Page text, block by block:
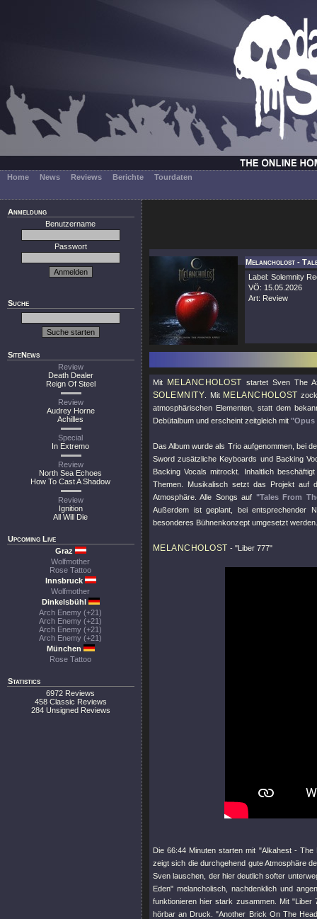
Home News Reviews Berichte Tourdaten
Anmeldung
Benutzername
Passwort
Suche
SiteNews
Review
Death Dealer
Reign Of Steel
Review
Audrey Horne
Achilles
Special
In Extremo
Review
North Sea Echoes
How To Cast A Shadow
Review
Ignition
All Will Die
Upcoming Live
Graz
Wolfmother
Rose Tattoo
Innsbruck
Wolfmother
Dinkelsbühl
Arch Enemy (+21)
Arch Enemy (+21)
Arch Enemy (+21)
Arch Enemy (+21)
München
Rose Tattoo
Statistics
6972 Reviews
458 Classic Reviews
284 Unsigned Reviews
Melancholost -
Label: Solemnity
VÖ: 15.05.2026
Art: Review
Mit MELANCHOLOST startet Sven The
SOLEMNITY . Mit MELANCHOLOST
atmosphärischen Elementen, statt dem
Debütalbum und erscheint zeitgleich mit "Opus
Das Album wurde als Trio aufgenommen, bei
Sword zusätzliche Keyboards und Backing
Backing Vocals mitrockt. Inhaltlich
Themen. Musikalisch setzt das Projekt auf
Atmosphäre. Alle Songs auf "Tales From
Außerdem ist geplant, bei entsprechender
besonderes Bühnenkonzept umgesetzt
MELANCHOLOST - "Liber 777"
Die 66:44 Minuten starten mit "Alkahest - The
zeigt sich die durchgehend gute Atmosphäre
Sven lauschen, der hier deutlich softer
Eden" melancholisch, nachdenklich und
funktionieren hier stark zusammen. Mit "Liber
hörbar an Druck."Another Brick On The